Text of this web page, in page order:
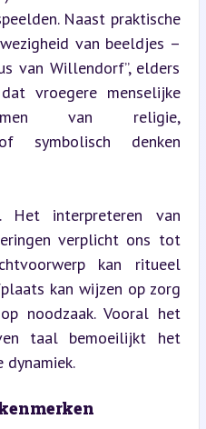
Naast praktische
van beeldjes –
van Willendorf”, elders
vroegere menselijke
van religie,
symbolisch denken
Het interpreteren van
verplicht ons tot
kan ritueel
kan wijzen op zorg
noodzaak. Vooral het
taal bemoeilijkt het
dynamiek.